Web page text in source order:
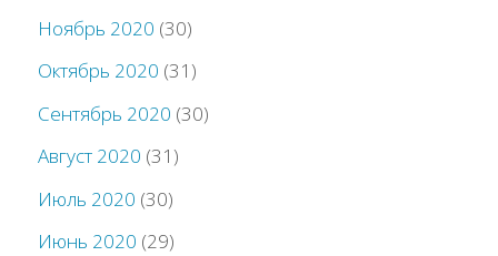
Ноябрь 2020 (30)
Октябрь 2020 (31)
Сентябрь 2020 (30)
Август 2020 (31)
Июль 2020 (30)
Июнь 2020 (29)